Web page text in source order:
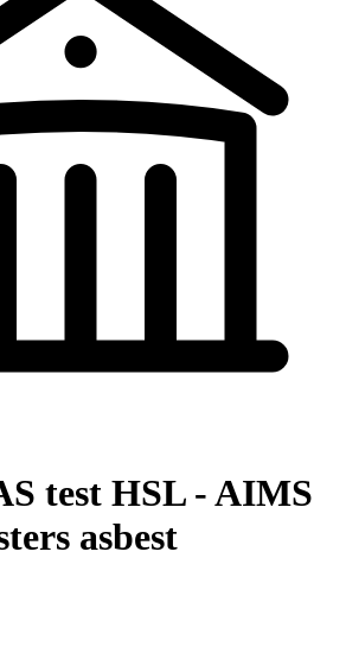
test HSL - AIMS
asbest